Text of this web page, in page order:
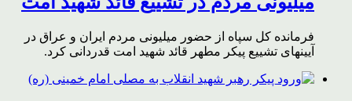
فرمانده کل سپاه از حضور میلیونی مردم ایران و عراق در
آیینهای تشییع پیکر مطهر قائد شهید امت قدردانی کرد.